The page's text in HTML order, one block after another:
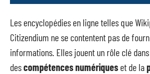
Les encyclopédies en ligne telles que
Citizendium ne se contentent pas de
informations. Elles jouent un rôle clé
descompétences numériques et de la